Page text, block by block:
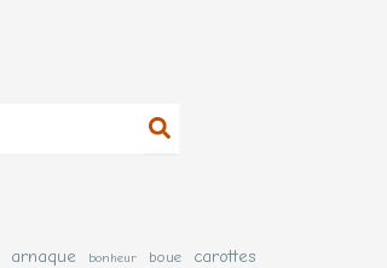
arnaque bonheur boue carottes